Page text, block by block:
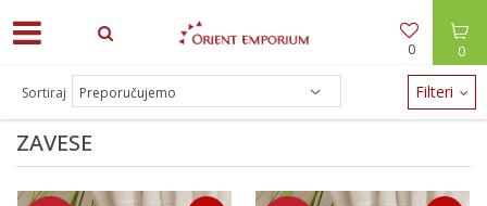
0
0
ODEĆA -30% / NAKIT -20% - zalihe brzo nestaju!
ZAVESE
Sortiraj Filteri